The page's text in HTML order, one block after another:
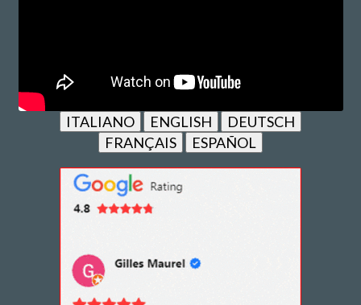
ITALIANO ENGLISH
DEUTSCH
FRANÇAIS
ESPAÑOL